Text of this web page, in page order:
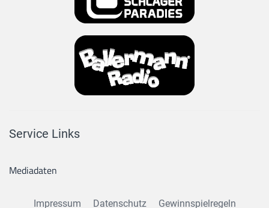
Service Links
Mediadaten
Impressum Datenschutz Gewinnspielregeln